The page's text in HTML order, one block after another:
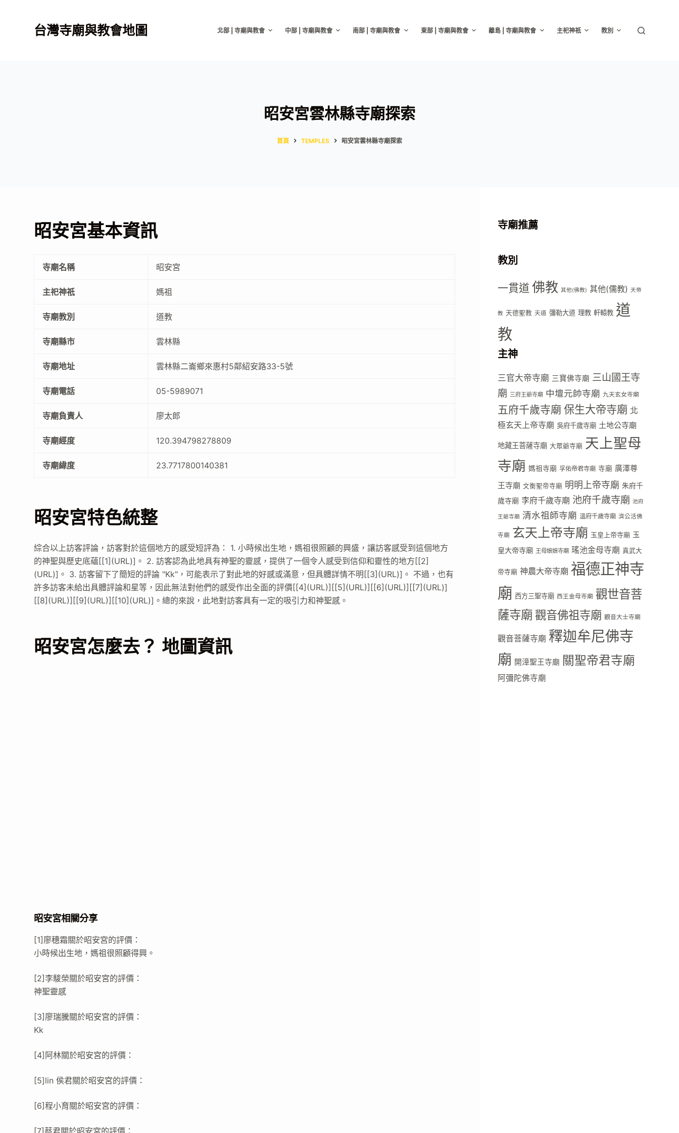
台灣寺廟與教會地圖 北部 | 寺廟與教會 中部 | 寺廟與教會 南部 | 寺廟與教會 東部 | 寺廟與教會 離島 | 寺廟與教會 主祀神祇 教別
昭安宮雲林縣寺廟探索
首頁 TEMPLES 昭安宮雲林縣寺廟探索
昭安宮基本資訊
寺廟名稱 昭安宮
主祀神祇 媽祖
寺廟教別 道教
寺廟縣市 雲林縣
寺廟地址 雲林縣二崙鄉來惠村5鄰紹安路33-5號
寺廟電話 05-5989071
寺廟負責人 廖太郎
寺廟經度 120.394798278809
寺廟緯度 23.7717800140381
昭安宮特色統整
綜合以上訪客評論，訪客對於這個地方的感受短評為： 1. 小時候出生地，媽祖很照顧的興盛，讓訪客感受到這個地方
的神聖與歷史底蘊[[1](URL)]。 2. 訪客認為此地具有神聖的靈感，提供了一個令人感受到信仰和靈性的地方[[2]
(URL)]。 3. 訪客留下了簡短的評論 "Kk"，可能表示了對此地的好感或滿意，但具體詳情不明[[3](URL)]。 不過，也有
許多訪客未給出具體評論和星等，因此無法對他們的感受作出全面的評價[[4](URL)][[5](URL)][[6](URL)][[7](URL)]
[[8](URL)][[9](URL)][[10](URL)]。總的來說，此地對訪客具有一定的吸引力和神聖感。
昭安宮怎麼去？ 地圖資訊
昭安宮相關分享
[1]廖穗霜關於昭安宮的評價：
小時候出生地，媽祖很照顧得興。
[2]李駿榮關於昭安宮的評價：
神聖靈感
[3]廖瑞騰關於昭安宮的評價：
Kk
[4]阿林關於昭安宮的評價：
[5]lin 侯君關於昭安宮的評價：
[6]程小育關於昭安宮的評價：
[7]蔡君關於昭安宮的評價：
寺廟推薦
教別
一貫道 佛教 其他(佛教) 其他(儒教) 天帝
教 天德聖教 天道 彌勒大道 理教 軒轅教 道
教
主神
三官大帝寺廟 三寶佛寺廟 三山國王寺
廟 三府王爺寺廟 中壇元帥寺廟 九天玄女寺廟
五府千歲寺廟 保生大帝寺廟 北
極玄天上帝寺廟 吳府千歲寺廟 土地公寺廟
地藏王菩薩寺廟 大眾爺寺廟 天上聖母
寺廟 媽祖寺廟 孚佑帝君寺廟 寺廟 廣澤尊
王寺廟 文衡聖帝寺廟 明明上帝寺廟 朱府千
歲寺廟 李府千歲寺廟 池府千歲寺廟 池府
王爺寺廟 清水祖師寺廟 溫府千歲寺廟 濟公活佛
寺廟 玄天上帝寺廟 玉皇上帝寺廟 玉
皇大帝寺廟 王母娘娘寺廟 瑤池金母寺廟 真武大
帝寺廟 神農大帝寺廟 福德正神寺
廟 西方三聖寺廟 西王金母寺廟 觀世音菩
薩寺廟觀音佛祖寺廟 觀音大士寺廟
觀音菩薩寺廟 釋迦牟尼佛寺
廟 開漳聖王寺廟 關聖帝君寺廟
阿彌陀佛寺廟